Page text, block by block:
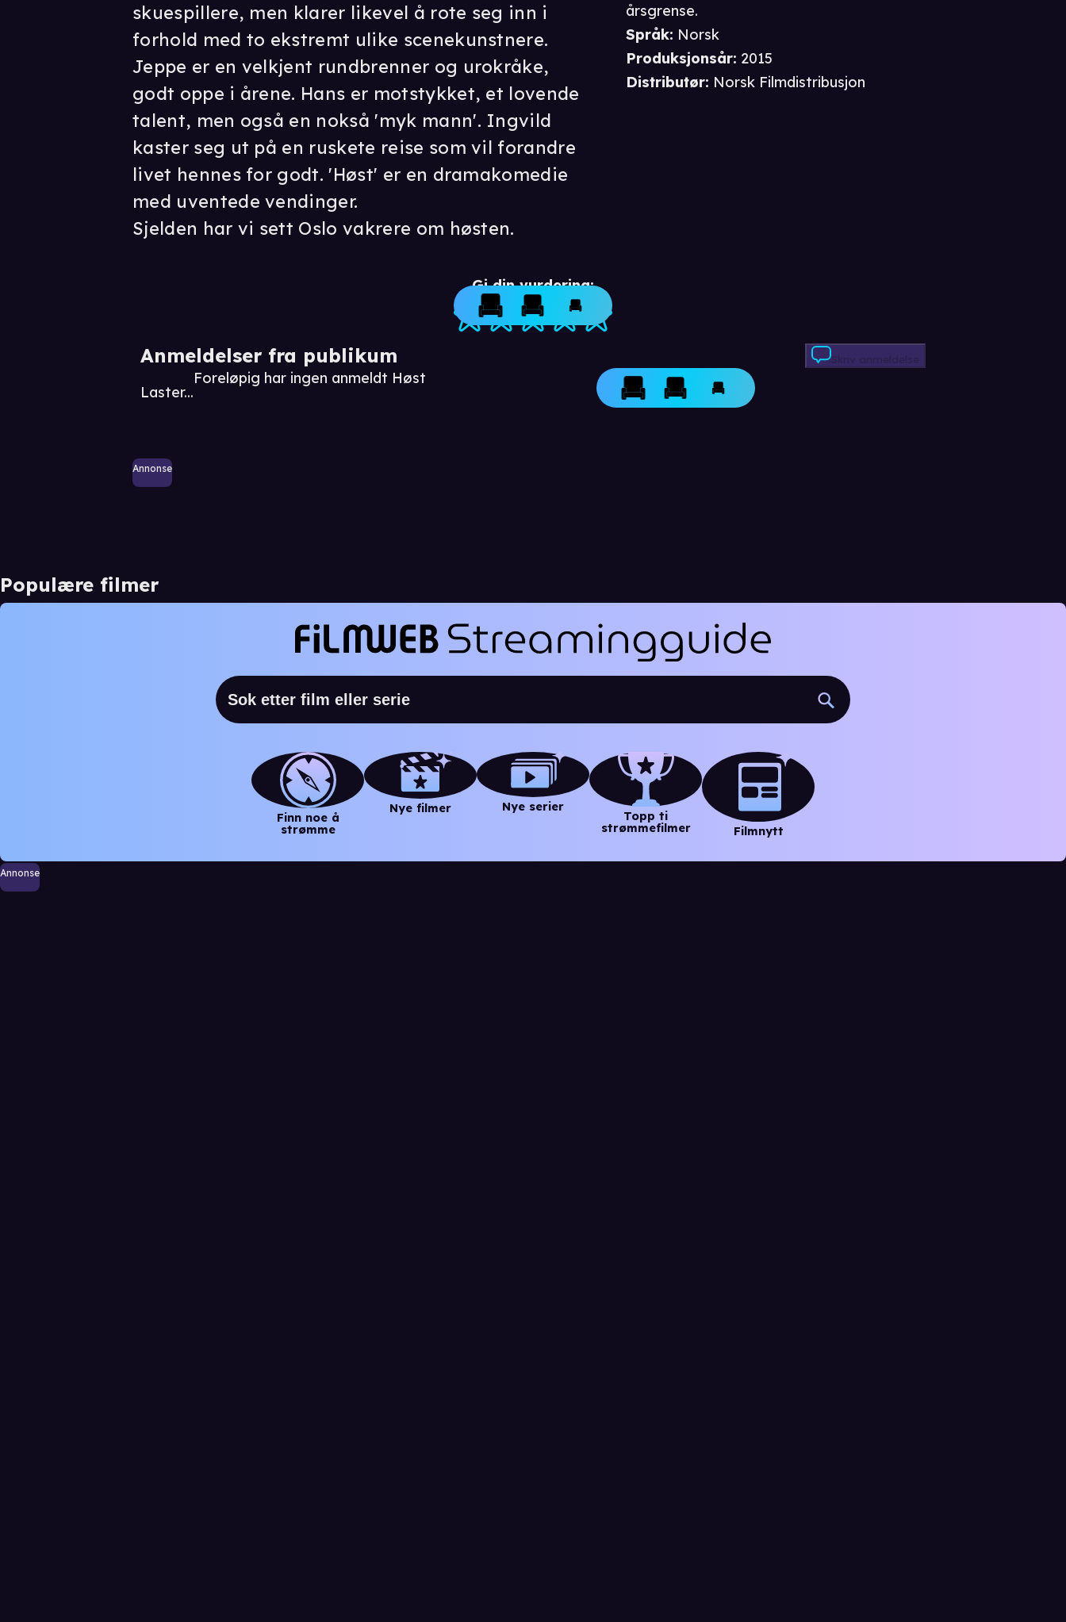
Gi din vurdering:
Anmeldelser fra publikum
Laster...
Foreløpig har ingen anmeldt Høst
Skriv anmeldelse
Annonse
årsgrense.
Språk: Norsk
Produksjonsår: 2015
Distributør: Norsk Filmdistribusjon
skuespillere, men klarer likevel å rote seg inn i
forhold med to ekstremt ulike scenekunstnere.
Jeppe er en velkjent rundbrenner og urokråke,
godt oppe i årene. Hans er motstykket, et lovende
talent, men også en nokså 'myk mann'. Ingvild
kaster seg ut på en ruskete reise som vil forandre
livet hennes for godt. 'Høst' er en dramakomedie
med uventede vendinger.
Sjelden har vi sett Oslo vakrere om høsten.
Populære filmer
Finn noe å
strømme
Nye filmer Nye serier
Topp ti
strømmefilmer
Filmnytt
Annonse